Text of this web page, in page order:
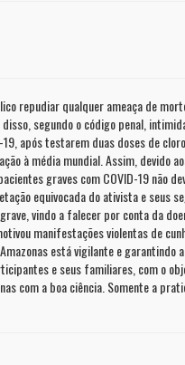
repudiar qualquer ameaça de
segundo o código penal,
após testarem duas doses de
à média mundial. Assim, devido
graves com COVID-19 não
equivocada do ativista e seus
vindo a falecer por conta da
manifestações violentas de
está vigilante e garantindo
e seus familiares, com o
com a boa ciência. Somente a